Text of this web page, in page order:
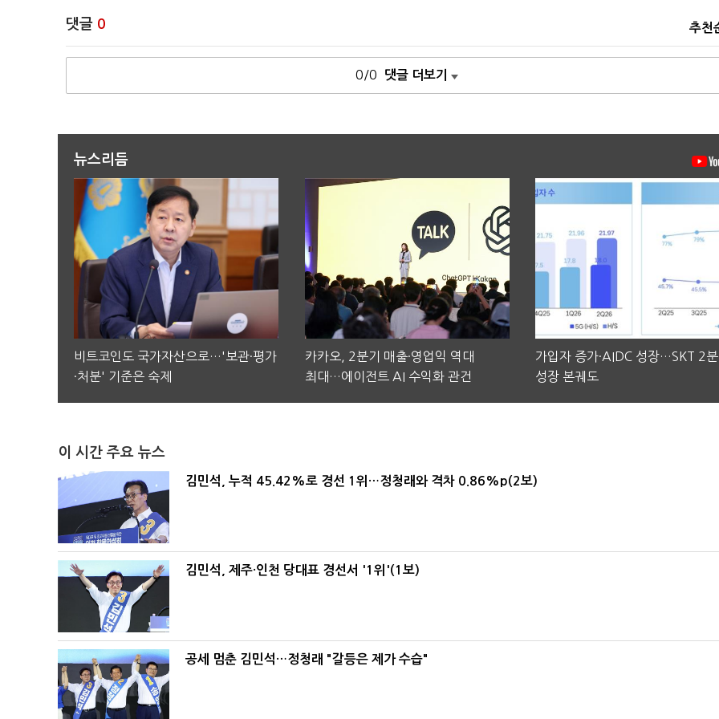
댓글 0 추천
0/0 댓글 더보기
뉴스리듬
비트코인도 국가자산으로…'보관·평가
·처분' 기준은 숙제
카카오, 2분기 매출·영업익 역대
최대…에이전트 AI 수익화 관건
가입자 증가·AIDC 성장…SKT 2
성장 본궤도
이 시간 주요 뉴스
김민석, 누적 45.42%로 경선 1위…정청래와 격차 0.86%p(2보)
김민석, 제주·인천 당대표 경선서 '1위'(1보)
공세 멈춘 김민석…정청래 "갈등은 제가 수습"